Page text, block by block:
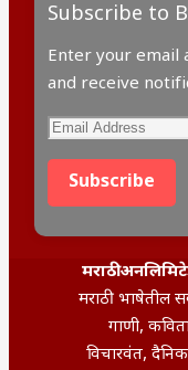
Subscribe to
Enter your email
and receive
Email
Address
Subscribe
मराठी
मराठी भाषेतील
गाणी,
विचारवंत,